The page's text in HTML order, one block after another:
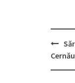
Post